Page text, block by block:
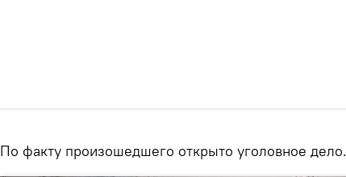
По факту произошедшего открыто уголовное дело.